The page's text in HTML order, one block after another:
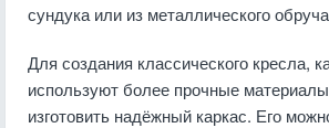
сундука или из металлического
Для создания классического кресла,
используют более прочные
изготовить надёжный каркас. Его